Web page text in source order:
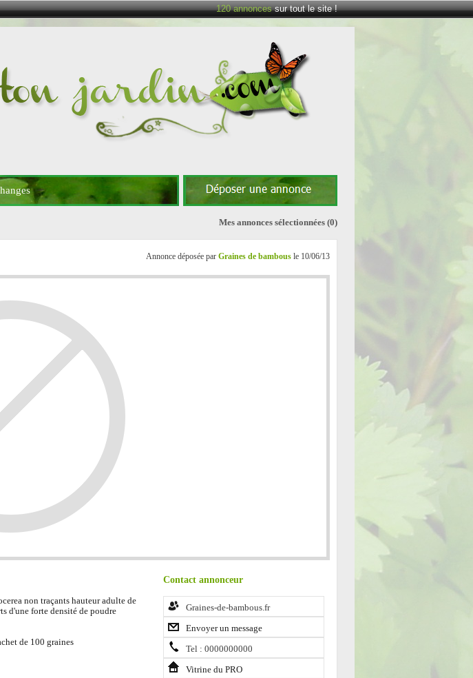
120 annoncessur tout le site !
Mes annonces sélectionnées (0)
Annonce déposée par Graines de bambous le 10/06/13
non traçants hauteur adulte de
d'une forte densité de poudre
de 100 graines
Contact annonceur
Graines-de-bambous.fr
Envoyer un message
Tel : 0000000000
Vitrine du PRO